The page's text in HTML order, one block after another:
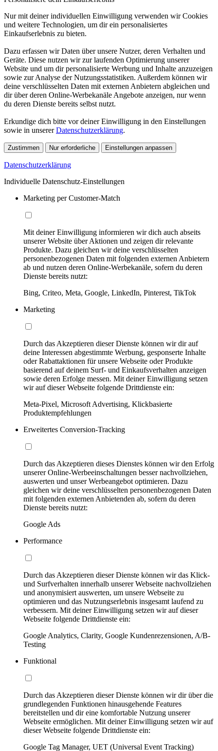
Nur mit deiner individuellen Einwilligung verwenden wir Cookies
und weitere Technologien, um dir ein personalisiertes
Einkaufserlebnis zu bieten.
Dazu erfassen wir Daten über unsere Nutzer, deren Verhalten und
Geräte. Diese nutzen wir zur laufenden Optimierung unserer
Website und um dir personalisierte Werbung und Inhalte anzuzeigen
sowie zur Analyse der Nutzungsstatistiken. Außerdem können wir
deine verschlüsselten Daten mit externen Anbietern abgleichen und
dir über deren Online-Werbekanäle Angebote anzeigen, nur wenn
du deren Dienste bereits selbst nutzt.
Erkundige dich bitte vor deiner Einwilligung in den Einstellungen
sowie in unsererDatenschutzerklärung.
Zustimmen Nur erforderliche Einstellungen anpassen
Datenschutzerklärung
Individuelle Datenschutz-Einstellungen
Marketing per Customer-Match
Mit deiner Einwilligung informieren wir dich auch abseits
unserer Website über Aktionen und zeigen dir relevante
Produkte. Dazu gleichen wir deine verschlüsselten
personenbezogenen Daten mit folgenden externen Anbietern
ab und nutzen deren Online-Werbekanäle, sofern du deren
Dienste bereits nutzt:
Bing, Criteo, Meta, Google, LinkedIn, Pinterest, TikTok
Marketing
Durch das Akzeptieren dieser Dienste können wir dir auf
deine Interessen abgestimmte Werbung, gesponserte Inhalte
oder Rabattaktionen für unsere Webseite oder Produkte
basierend auf deinem Surf- und Einkaufsverhalten anzeigen
sowie deren Erfolge messen. Mit deiner Einwilligung setzen
wir auf dieser Webseite folgende Drittdienste ein:
Meta-Pixel, Microsoft Advertising, Klickbasierte
Produktempfehlungen
Erweitertes Conversion-Tracking
Durch das Akzeptieren dieses Dienstes können wir den Erfolg
unserer Online-Werbeeinschaltungen besser nachvollziehen,
auswerten und unser Werbeangebot optimieren. Dazu
gleichen wir deine verschlüsselten personenbezogenen Daten
mit folgenden externen Anbietenden ab, sofern du deren
Dienste bereits nutzt:
Google Ads
Performance
Durch das Akzeptieren dieser Dienste können wir das Klick-
und Surfverhalten innerhalb unserer Webseite nachvollziehen
und anonymisiert auswerten, um unsere Webseite zu
optimieren und das Nutzungserlebnis insgesamt laufend zu
verbessern. Mit deiner Einwilligung setzen wir auf dieser
Webseite folgende Drittdienste ein:
Google Analytics, Clarity, Google Kundenrezensionen, A/B-
Testing
Funktional
Durch das Akzeptieren dieser Dienste können wir dir über die
grundlegenden Funktionen hinausgehende Features
bereitstellen und dir eine komfortable Nutzung unserer
Webseite ermöglichen. Mit deiner Einwilligung setzen wir auf
dieser Webseite folgende Drittdienste ein:
Google Tag Manager, UET (Universal Event Tracking)